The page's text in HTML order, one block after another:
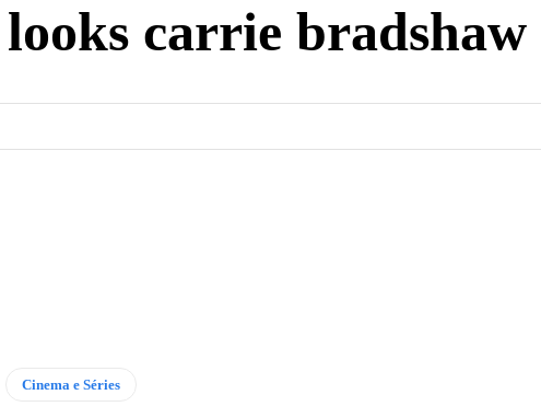
looks carrie bradshaw
Cinema e Séries